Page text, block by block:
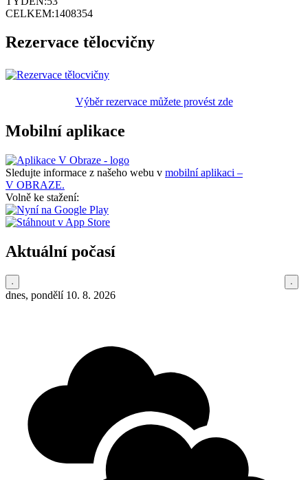
CELKEM:1408354
Rezervace tělocvičny
Výběr rezervace můžete provést zde
Mobilní aplikace
Sledujte informace z našeho webu v mobilní aplikaci –
V OBRAZE.
Volně ke stažení:
Aktuální počasí
dnes, pondělí 10. 8. 2026